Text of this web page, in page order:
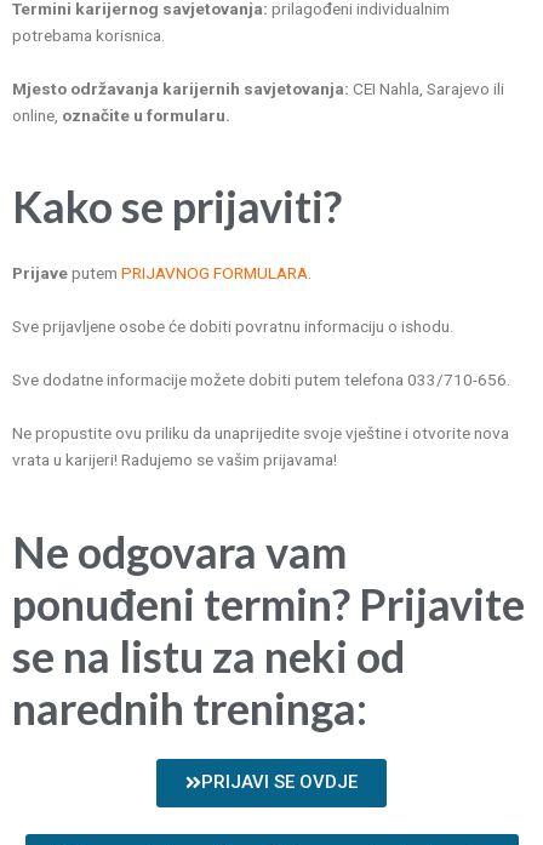
Termini karijernog savjetovanja: prilagođeni individualnim
potrebama korisnica.
Mjesto održavanja karijernih savjetovanja: CEI Nahla, Sarajevo ili
online, označite u formularu.
Kako se prijaviti?
Prijaveputem PRIJAVNOG FORMULARA.
Sve prijavljene osobe će dobiti povratnu informaciju o ishodu.
Sve dodatne informacije možete dobiti putem telefona 033/710-656.
Ne propustite ovu priliku da unaprijedite svoje vještine i otvorite nova
vrata u karijeri! Radujemo se vašim prijavama!
Ne odgovara vam
ponuđeni termin? Prijavite
se na listu za neki od
narednih treninga:
PRIJAVI SE OVDJE